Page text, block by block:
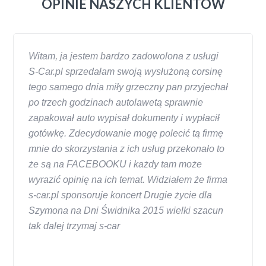
OPINIE NASZYCH KLIENTÓW
Witam, ja jestem bardzo zadowolona z usługi
S-Car.pl sprzedałam swoją wysłużoną corsinę
tego samego dnia miły grzeczny pan przyjechał
po trzech godzinach autolawetą sprawnie
zapakował auto wypisał dokumenty i wypłacił
gotówkę. Zdecydowanie mogę polecić tą firmę
mnie do skorzystania z ich usług przekonało to
że są na FACEBOOKU i każdy tam może
wyrazić opinię na ich temat. Widziałem że firma
s-car.pl sponsoruje koncert Drugie życie dla
Szymona na Dni Świdnika 2015 wielki szacun
tak dalej trzymaj s-car